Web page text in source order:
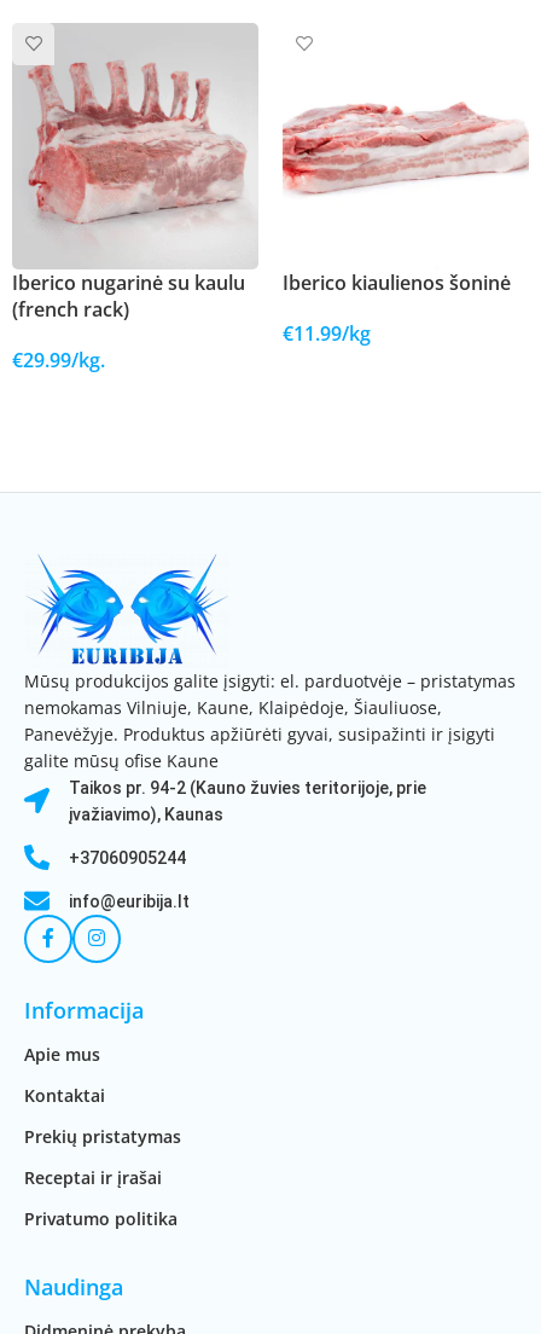
Iberico nugarinė su kaulu
(french rack)
€29.99/kg.
Iberico kiaulienos šoninė
€11.99/kg
Mūsų produkcijos galite įsigyti: el. parduotvėje – pristatymas
nemokamas Vilniuje, Kaune, Klaipėdoje, Šiauliuose,
Panevėžyje. Produktus apžiūrėti gyvai, susipažinti ir įsigyti
galite mūsų ofise Kaune
Taikos pr. 94-2 (Kauno žuvies teritorijoje, prie
įvažiavimo), Kaunas
+37060905244
info@euribija.lt
Informacija
Apie mus
Kontaktai
Prekių pristatymas
Receptai ir įrašai
Privatumo politika
Naudinga